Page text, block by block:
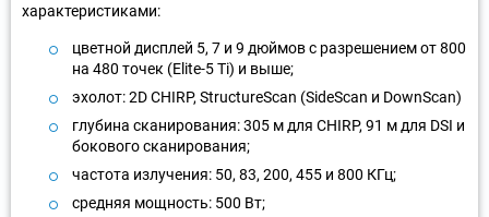
характеристиками:
цветной дисплей 5, 7 и 9 дюймов с разрешением от 800
на 480 точек (Elite-5 Ti) и выше;
эхолот: 2D CHIRP, StructureScan (SideScan и DownScan)
глубина сканирования: 305 м для CHIRP, 91 м для DSI и
бокового сканирования;
частота излучения: 50, 83, 200, 455 и 800 КГц;
средняя мощность: 500 Вт;